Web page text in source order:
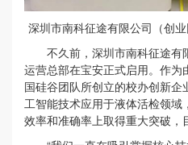
深圳市南科征途有限公司（创
不久前，深圳市南科征途有
运营总部在宝安正式启用。作
国硅谷团队所创立的校办创新企
工智能技术应用于液体活检领域
效率和准确率上取得重大突破，